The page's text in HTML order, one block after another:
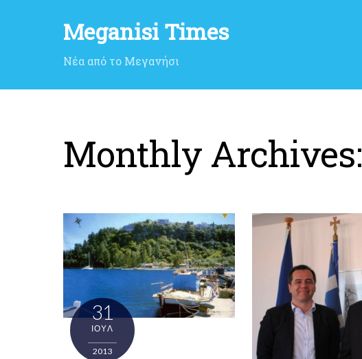
Meganisi Times
Νέα από το Μεγανήσι
Monthly Archives:
31
ΙΟΎΛ
2013